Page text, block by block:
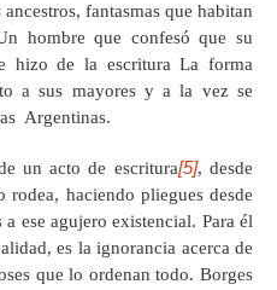
fantasmas que habitan
hombre que confesó que su
hizo de la escritura La forma
a sus mayores y a la vez se
Argentinas.
un acto de escritura[5], desde
haciendo pliegues desde
ese agujero existencial. Para él
es la ignorancia acerca de
que lo ordenan todo. Borges